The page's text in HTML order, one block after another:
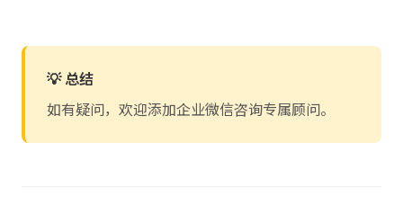
💡 总结
如有疑问，欢迎添加企业微信咨询专属顾问。